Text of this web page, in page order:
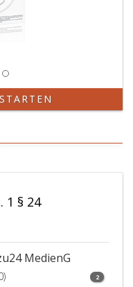
1 § 24
MedienG
2